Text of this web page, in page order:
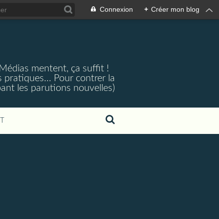
Connexion + Créer mon blog
mentent, ça suffit !
pratiques... Pour contrer la
les parutions nouvelles)